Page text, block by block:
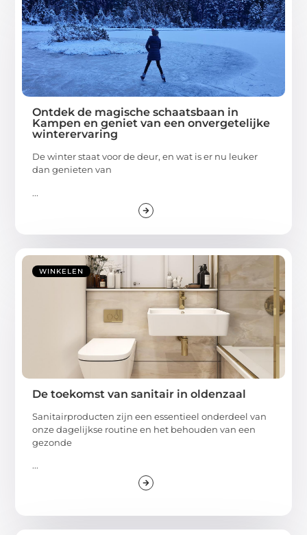
Ontdek de magische schaatsbaan in
Kampen en geniet van een onvergetelijke
winterervaring
De winter staat voor de deur, en wat is er nu leuker
dan genieten van
...
WINKELEN
De toekomst van sanitair in oldenzaal
Sanitairproducten zijn een essentieel onderdeel van
onze dagelijkse routine en het behouden van een
gezonde
...